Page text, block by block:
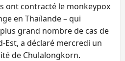
ont contracté le monkeypox
en Thaïlande – qui
grand nombre de cas de
Est, a déclaré mercredi un
de Chulalongkorn.